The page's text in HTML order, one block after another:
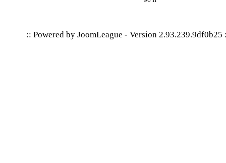
:: Powered by JoomLeague - Version 2.93.239.9df0b25